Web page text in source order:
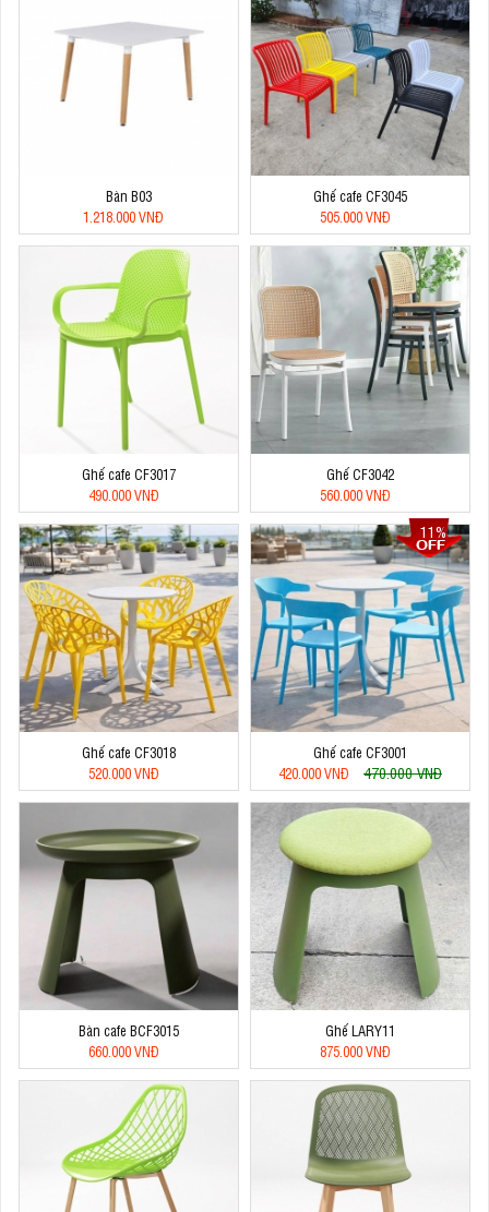
Bàn B03
1.218.000 VNĐ
Ghế cafe CF3045
505.000 VNĐ
Ghế cafe CF3017
490.000 VNĐ
Ghế CF3042
560.000 VNĐ
Ghế cafe CF3018
520.000 VNĐ
11%
Ghế cafe CF3001
420.000 VNĐ
470.000 VNĐ
Bàn cafe BCF3015
660.000 VNĐ
Ghế LARY11
875.000 VNĐ